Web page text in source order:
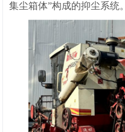
集尘箱体”构成的抑尘系统。